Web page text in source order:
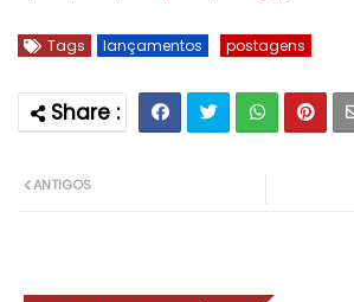
Tags lançamentos postagens
ANTIGOS